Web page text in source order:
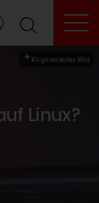
KI-generiertes Bild
Linux?